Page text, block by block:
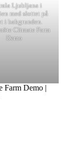
Ljubljana i
med slottet på
i bakgrunden.
Climate Farm
Demo